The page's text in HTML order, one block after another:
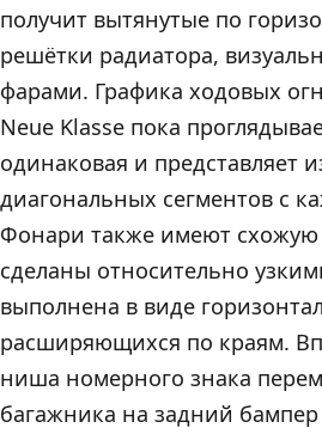
получит вытянутые по
решётки радиатора,
фарами. Графика ходовых
Neue Klasse пока
одинаковая и представляет
диагональных сегментов с
Фонари также имеют схожую
сделаны относительно
выполнена в виде
расширяющихся по краям.
ниша номерного знака
багажника на задний